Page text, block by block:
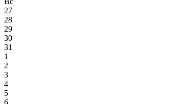
27
28
29
30
31
1
2
3
4
5
6